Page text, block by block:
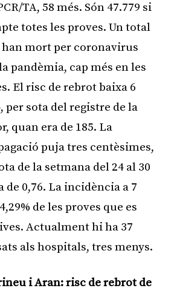
TA, 58 més. Són 47.779 si
totes les proves. Un total
han mort per coronavirus
pandèmia, cap més en les
El risc de rebrot baixa 6
per sota del registre de la
quan era de 185. La
puja tres centèsimes,
de la setmana del 24 al 30
de 0,76. La incidència a 7
de les proves que es
Actualment hi ha 37
als hospitals, tres menys.
i Aran: risc de rebrot de